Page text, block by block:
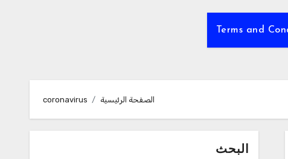
Terms and
الصفحة الرئيسية coronavirus
البحث